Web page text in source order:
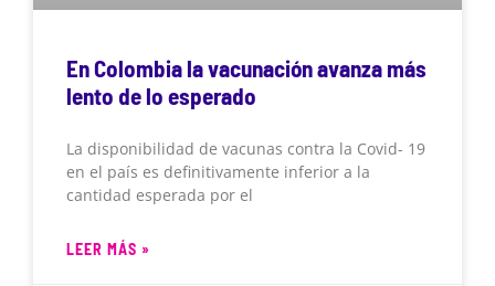
En Colombia la vacunación avanza más
lento de lo esperado
La disponibilidad de vacunas contra la Covid- 19
en el país es definitivamente inferior a la
cantidad esperada por el
LEER MÁS »